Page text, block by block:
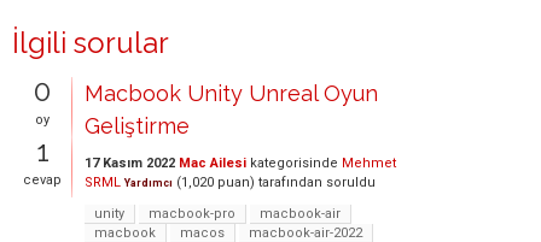
İlgili sorular
0
oy
1
cevap
Macbook Unity Unreal Oyun
Geliştirme
17 Kasım 2022 Mac Ailesi kategorisinde Mehmet
SRML Yardımcı (1,020 puan) tarafından soruldu
unity
macbook-pro
macbook-air
macbook
macos
macbook-air-2022